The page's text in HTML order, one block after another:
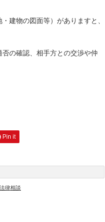
物の図面等）がありますと、
確認、相手方との交渉や仲
Pin it
律相談